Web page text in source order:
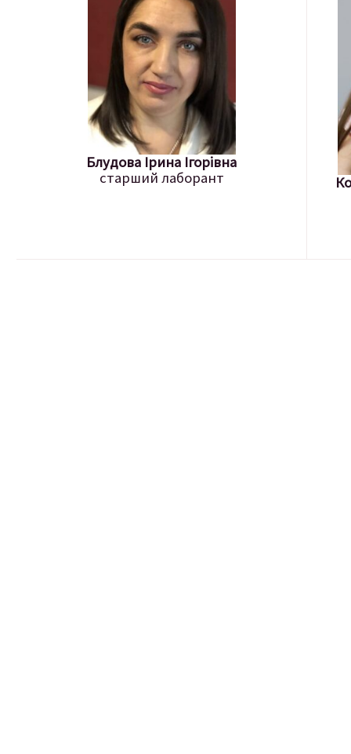
Блудова Ірина Ігорівна
старший лаборант